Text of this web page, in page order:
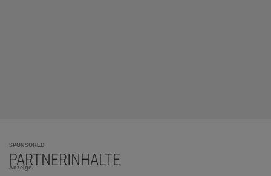
SPONSORED
PARTNERINHALTE
Anzeige